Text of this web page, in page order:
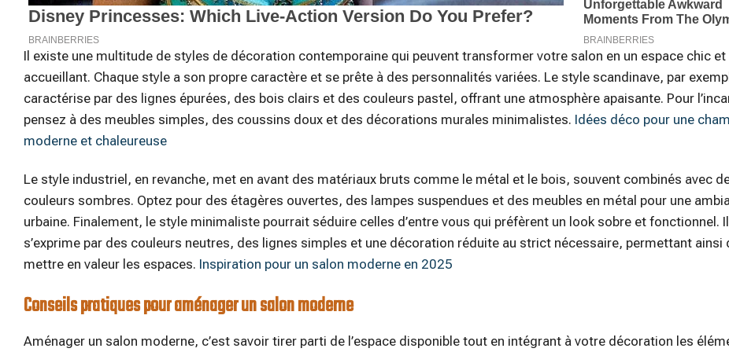
Il existe une multitude de styles de décoration contemporaine qui peuvent transformer votre salon en un espace chic et
accueillant. Chaque style a son propre caractère et se prête à des personnalités variées. Le style scandinave, par
caractérise par des lignes épurées, des bois clairs et des couleurs pastel, offrant une atmosphère apaisante. Pour
pensez à des meubles simples, des coussins doux et des décorations murales minimalistes. Idées déco pour une
moderne et chaleureuse
Le style industriel, en revanche, met en avant des matériaux bruts comme le métal et le bois, souvent combinés avec
couleurs sombres. Optez pour des étagères ouvertes, des lampes suspendues et des meubles en métal pour une
urbaine. Finalement, le style minimaliste pourrait séduire celles d’entre vous qui préfèrent un look sobre et fonctionnel. Il
s’exprime par des couleurs neutres, des lignes simples et une décoration réduite au strict nécessaire, permettant ainsi
mettre en valeur les espaces. Inspiration pour un salon moderne en 2025
Conseils pratiques pour aménager un salon moderne
Aménager un salon moderne, c’est savoir tirer parti de l’espace disponible tout en intégrant à votre décoration les